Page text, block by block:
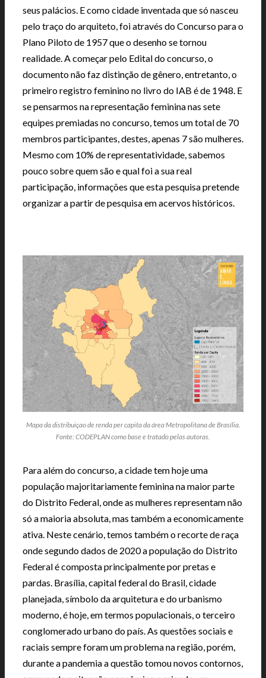
seus palácios. E como cidade inventada que só nasceu
pelo traço do arquiteto, foi através do Concurso para o
Plano Piloto de 1957 que o desenho se tornou
realidade. A começar pelo Edital do concurso, o
documento não faz distinção de gênero, entretanto, o
primeiro registro feminino no livro do IAB é de 1948. E
se pensarmos na representação feminina nas sete
equipes premiadas no concurso, temos um total de 70
membros participantes, destes, apenas 7 são mulheres.
Mesmo com 10% de representatividade, sabemos
pouco sobre quem são e qual foi a sua real
participação, informações que esta pesquisa pretende
organizar a partir de pesquisa em acervos históricos.
Mapa da distribuiçao de renda per capita da área Metropolitana de Brasília.
Fonte: CODEPLAN como base e tratado pelas autoras.
Para além do concurso, a cidade tem hoje uma
população majoritariamente feminina na maior parte
do Distrito Federal, onde as mulheres representam não
só a maioria absoluta, mas também a economicamente
ativa. Neste cenário, temos também o recorte de raça
onde segundo dados de 2020 a população do Distrito
Federal é composta principalmente por pretas e
pardas. Brasília, capital federal do Brasil, cidade
planejada, símbolo da arquitetura e do urbanismo
moderno, é hoje, em termos populacionais, o terceiro
conglomerado urbano do país. As questões sociais e
raciais sempre foram um problema na região, porém,
durante a pandemia a questão tomou novos contornos,